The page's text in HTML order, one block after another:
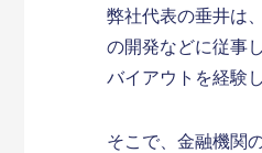
弊社代表の垂井は
の開発などに従事
バイアウトを経験
そこで、金融機関